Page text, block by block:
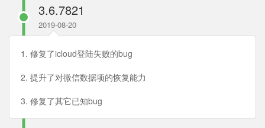
3.6.7821
2019-08-20
1. 修复了icloud登陆失败的bug
2. 提升了对微信数据项的恢复能力
3. 修复了其它已知bug